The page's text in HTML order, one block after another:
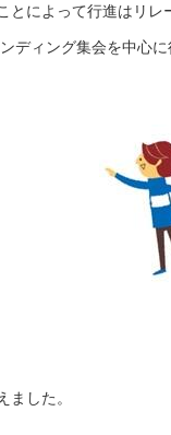
によって行進はリレ
ディング集会を中心に
した。